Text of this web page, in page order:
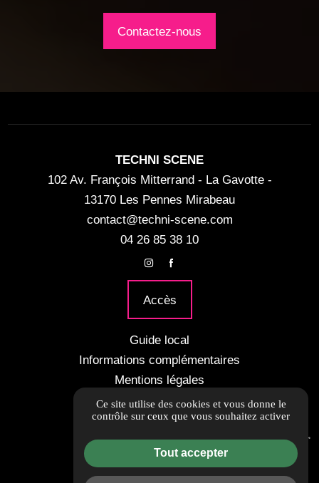
Contactez-nous
TECHNI SCENE
102 Av. François Mitterrand - La Gavotte -
13170 Les Pennes Mirabeau
contact@techni-scene.com
04 26 85 38 10
Accès
Guide local
Informations complémentaires
Mentions légales
Politique de confidentialité
Gestion des cookies
Ce site utilise des cookies et vous donne le
contrôle sur ceux que vous souhaitez activer
Tout accepter